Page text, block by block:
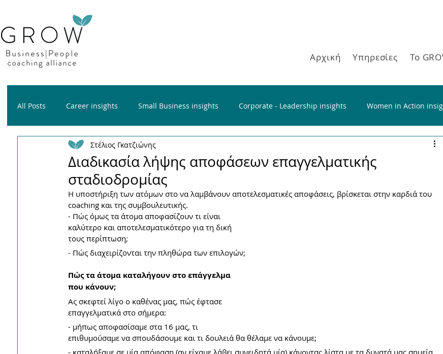
Αρχική Υπηρεσίες Το
All Posts Career insights Small Business insights Corporate - Leadership insights Women in Action
Growth insights Wellness insights
Διαδικασία λήψης αποφάσεων επαγγελματικής
σταδιοδρομίας
Στέλιος Γκατζιώνης
Η υποστήριξη των ατόμων στο να λαμβάνουν αποτελεσματικές αποφάσεις, βρίσκεται στην καρδιά του
coaching και της συμβουλευτικής.
- Πώς όμως τα άτομα αποφασίζουν τι είναι
καλύτερο και αποτελεσματικότερο για τη δική
τους περίπτωση;
- Πώς διαχειρίζονται την πληθώρα των επιλογών;
Πώς τα άτομα καταλήγουν στο επάγγελμα
που κάνουν;
Ας σκεφτεί λίγο ο καθένας μας, πώς έφτασε
επαγγελματικά στο σήμερα:
- μήπως αποφασίσαμε στα 16 μας, τι
επιθυμούσαμε να σπουδάσουμε και τι δουλειά θα θέλαμε να κάνουμε;
- καταλήξαμε σε μία απόφαση (αν είχαμε λάβει συνειδητά μία) κάνοντας λίστα με τα δυνατά μας σημεία,